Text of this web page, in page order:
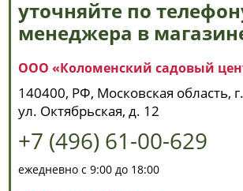
уточняйте по
менеджера в
ООО «Коломенский садовый
140400, РФ, Московская область,
ул. Октябрьская, д. 12
+7 (496) 61-00-629
ежедневно с 9:00 до 18:00